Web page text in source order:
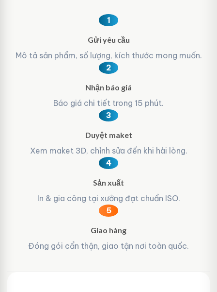
1
Gửi yêu cầu
Mô tả sản phẩm, số lượng, kích thước mong muốn.
2
Nhận báo giá
Báo giá chi tiết trong 15 phút.
3
Duyệt maket
Xem maket 3D, chỉnh sửa đến khi hài lòng.
4
Sản xuất
In & gia công tại xưởng đạt chuẩn ISO.
5
Giao hàng
Đóng gói cẩn thận, giao tận nơi toàn quốc.